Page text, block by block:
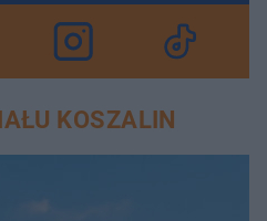
KOSZALIN